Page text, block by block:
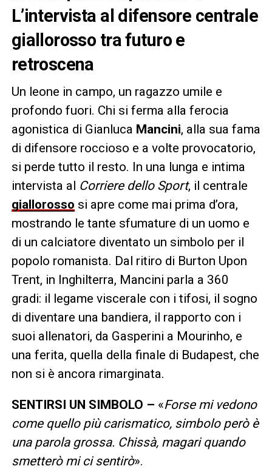
L’intervista al difensore centrale
giallorosso tra futuro e
retroscena
Un leone in campo, un ragazzo umile e
profondo fuori. Chi si ferma alla ferocia
agonistica di Gianluca Mancini, alla sua fama
di difensore roccioso e a volte provocatorio,
si perde tutto il resto. In una lunga e intima
intervista al Corriere dello Sport, il centrale
giallorosso si apre come mai prima d’ora,
mostrando le tante sfumature di un uomo e
di un calciatore diventato un simbolo per il
popolo romanista. Dal ritiro di Burton Upon
Trent, in Inghilterra, Mancini parla a 360
gradi: il legame viscerale con i tifosi, il sogno
di diventare una bandiera, il rapporto con i
suoi allenatori, da Gasperini a Mourinho, e
una ferita, quella della finale di Budapest, che
non si è ancora rimarginata.
SENTIRSI UN SIMBOLO – «Forse mi vedono
come quello più carismatico, simbolo però è
una parola grossa. Chissà, magari quando
smetterò mi ci sentirò».